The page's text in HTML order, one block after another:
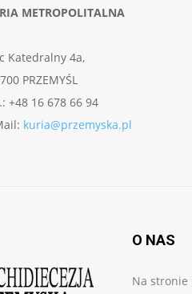
METROPOLITALNA
Katedralny 4a,
PRZEMYŚL
+48 16 678 66 94
kuria@przemyska.pl
O NAS
Na stronie